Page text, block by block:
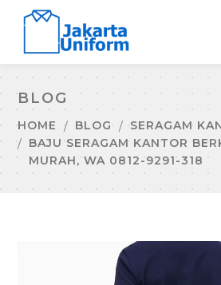
BLOG
HOME BLOG
SERAGAM
BAJU SERAGAM KANTOR
MURAH, WA 0812-9291-318